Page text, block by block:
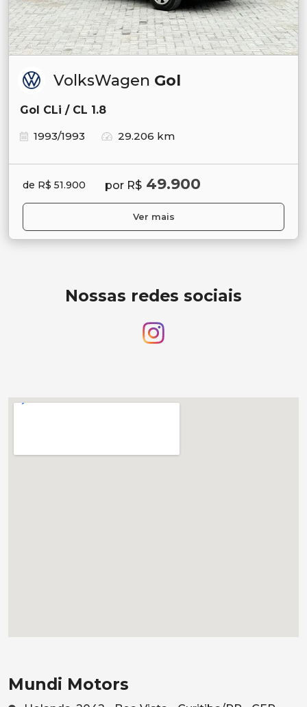
VolksWagen Gol
Gol CLi / CL 1.8
1993/1993
29.206 km
de R$ 51.900 por R$ 49.900
Ver mais
Nossas redes sociais
Mundi Motors